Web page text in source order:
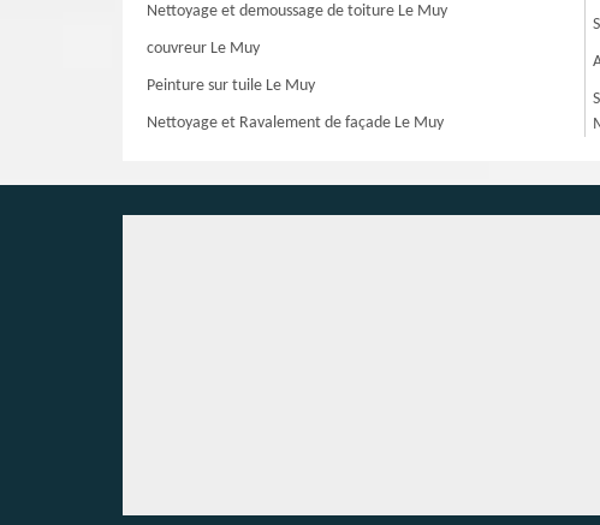
Nettoyage et demoussage de toiture Le Muy
couvreur Le Muy
Peinture sur tuile Le Muy
Nettoyage et Ravalement de façade Le Muy